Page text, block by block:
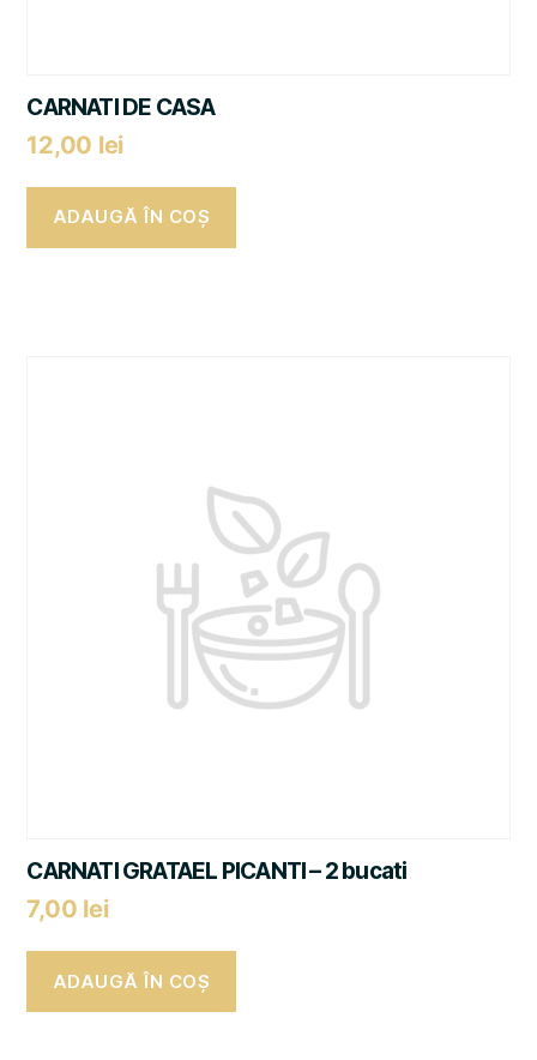
CARNATI DE CASA
12,00 lei
ADAUGĂ ÎN COȘ
CARNATI GRATAEL PICANTI – 2 bucati
7,00 lei
ADAUGĂ ÎN COȘ